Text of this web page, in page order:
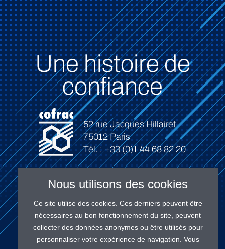
Une histoire de
confiance
52 rue Jacques Hillairet
75012 Paris
Tél. : +33 (0)1 44 68 82 20
Connexion
Nous utilisons des cookies
Ce site utilise des cookies. Ces derniers peuvent être
nécessaires au bon fonctionnement du site, peuvent
collecter des données anonymes ou être utilisés pour
personnaliser votre expérience de navigation. Vous